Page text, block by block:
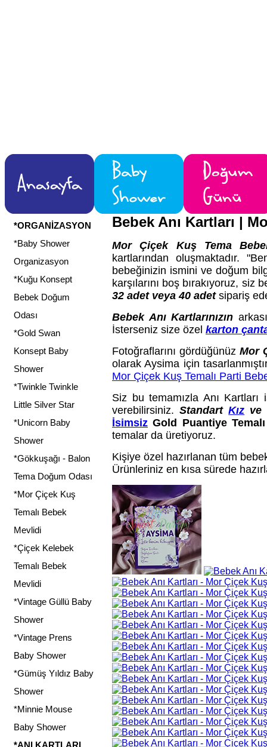
*ORGANİZASYON
*Baby Shower
Organizasyon
*Kuğu Konsept
Bebek Doğum
Odası
*Gold Swan
Konsept Baby
Shower
*Twinkle Twinkle
Little Silver Star
*Unicorn Baby
Shower
*Gökkuşağı - Balon
Tema Doğum Odası
*Mor Çiçek Kuş
Temalı Bebek
Mevlidi
*Çiçek Kelebek
Temalı Bebek
Mevlidi
*Vintage Güllü Baby
Shower
*Vintage Prens
Baby Shower
*Gümüş Yıldız Baby
Shower
*Minnie Mouse
Baby Shower
*ANI KARTLARI
Bebek Anı Kartları |
Mor Çiçek Kuş Tema
kartlarından oluşmaktadır.
bebeğinizin ismini ve doğum
karşılarını boş bırakıyoruz,
32 adet veya 40 adetsipariş
Bebek Anı Kartlarınızın
İsterseniz size özel karton
Fotoğraflarını gördüğünüzMor
olarak Aysima için
Mor Çiçek Kuş Temalı Parti
Siz bu temamızla Anı
verebilirsiniz.StandartKız ve
İsimsiz Gold Puantiye
temalar da üretiyoruz.
Kişiye özel hazırlanan tüm
Ürünleriniz en kısa sürede